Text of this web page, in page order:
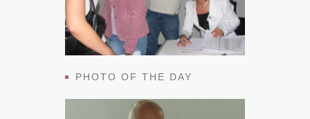
PHOTO OF THE DAY